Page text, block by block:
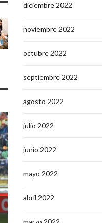
diciembre 2022
noviembre 2022
octubre 2022
septiembre 2022
agosto 2022
julio 2022
junio 2022
mayo 2022
abril 2022